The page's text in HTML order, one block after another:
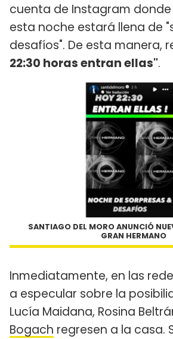
cuenta de Instagram
esta noche estará llena de
desafíos". De esta manera,
22:30 horas entran ellas".
SANTIAGO DEL MORO ANUNCIÓ
GRAN HERMANO
Inmediatamente, en las
a especular sobre la
Lucía Maidana, Rosina
Bogach regresen a la casa.